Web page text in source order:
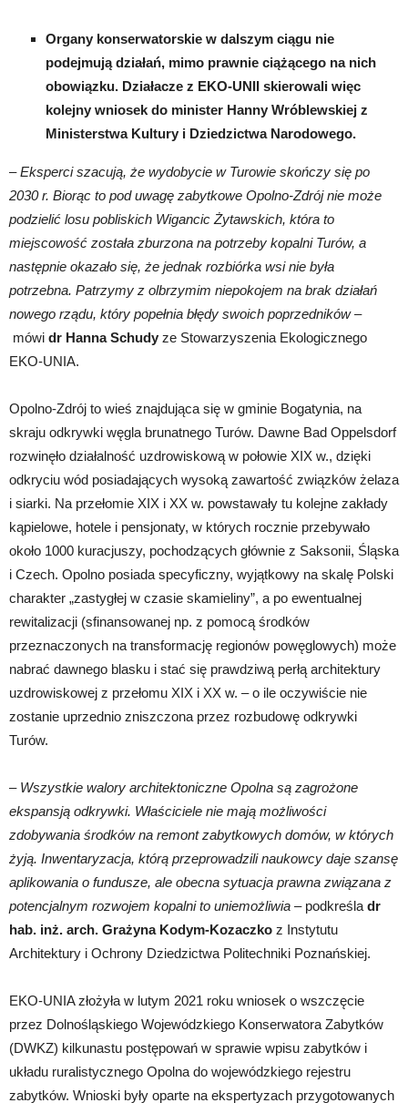
Organy konserwatorskie w dalszym ciągu nie
podejmują działań, mimo prawnie ciążącego na nich
obowiązku. Działacze z EKO-UNII skierowali więc
kolejny wniosek do minister Hanny Wróblewskiej z
Ministerstwa Kultury i Dziedzictwa Narodowego.
–Eksperci szacują, że wydobycie w Turowie skończy się po
2030 r. Biorąc to pod uwagę zabytkowe Opolno-Zdrój nie może
podzielić losu pobliskich Wigancic Żytawskich, która to
miejscowość została zburzona na potrzeby kopalni Turów, a
następnie okazało się, że jednak rozbiórka wsi nie była
potrzebna. Patrzymy z olbrzymim niepokojem na brak działań
nowego rządu, który popełnia błędy swoich poprzedników–
mówi dr Hanna Schudy ze Stowarzyszenia Ekologicznego
EKO-UNIA.
Opolno-Zdrój to wieś znajdująca się w gminie Bogatynia, na
skraju odkrywki węgla brunatnego Turów. Dawne Bad Oppelsdorf
rozwinęło działalność uzdrowiskową w połowie XIX w., dzięki
odkryciu wód posiadających wysoką zawartość związków żelaza
i siarki. Na przełomie XIX i XX w. powstawały tu kolejne zakłady
kąpielowe, hotele i pensjonaty, w których rocznie przebywało
około 1000 kuracjuszy, pochodzących głównie z Saksonii, Śląska
i Czech. Opolno posiada specyficzny, wyjątkowy na skalę Polski
charakter „zastygłej w czasie skamieliny”, a po ewentualnej
rewitalizacji (sfinansowanej np. z pomocą środków
przeznaczonych na transformację regionów powęglowych) może
nabrać dawnego blasku i stać się prawdziwą perłą architektury
uzdrowiskowej z przełomu XIX i XX w. – o ile oczywiście nie
zostanie uprzednio zniszczona przez rozbudowę odkrywki
Turów.
– Wszystkie walory architektoniczne Opolna są zagrożone
ekspansją odkrywki. Właściciele nie mają możliwości
zdobywania środków na remont zabytkowych domów, w których
żyją. Inwentaryzacja, którą przeprowadzili naukowcy daje szansę
aplikowania o fundusze, ale obecna sytuacja prawna związana z
potencjalnym rozwojem kopalni to uniemożliwia – podkreśla dr
hab. inż. arch. Grażyna Kodym-Kozaczko z Instytutu
Architektury i Ochrony Dziedzictwa Politechniki Poznańskiej.
EKO-UNIA złożyła w lutym 2021 roku wniosek o wszczęcie
przez Dolnośląskiego Wojewódzkiego Konserwatora Zabytków
(DWKZ) kilkunastu postępowań w sprawie wpisu zabytków i
układu ruralistycznego Opolna do wojewódzkiego rejestru
zabytków. Wnioski były oparte na ekspertyzach przygotowanych